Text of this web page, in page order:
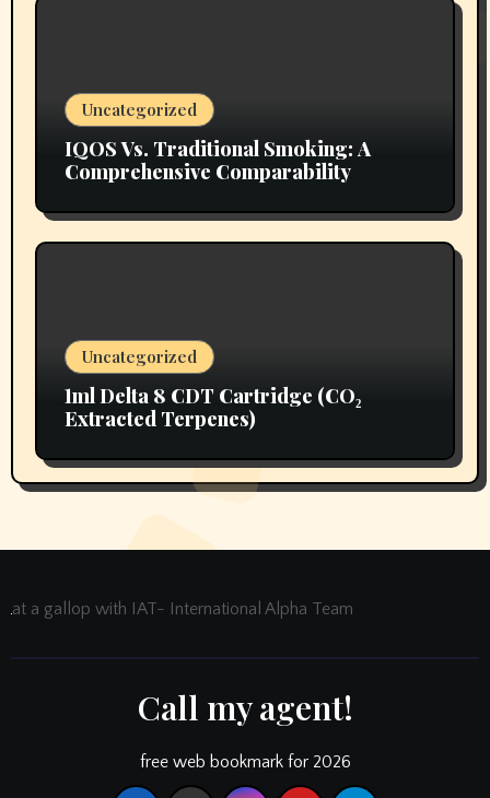
Uncategorized
IQOS Vs. Traditional Smoking: A
Comprehensive Comparability
Uncategorized
1ml Delta 8 CDT Cartridge (CO₂
Extracted Terpenes)
at a gallop with IAT- International Alpha Team
Call my agent!
free web bookmark for 2026